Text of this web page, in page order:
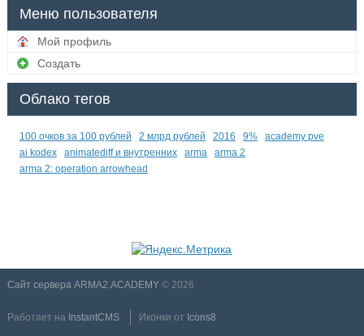
Меню пользователя
Мой профиль
Создать
Облако тегов
100 очков за 100 рублей 2 млрд рублей 2016 9%
academy pve
ai kodex
animatediff и внутренних arma
arma 2
arma 2: operation arrowhead
Сайт сервера ARMA2.ACADEMY© 2026
Работает на InstantCMS Иконки от Icons8